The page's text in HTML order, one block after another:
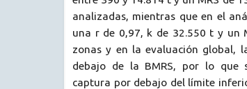
analizadas, mientras que en el
una r de 0,97, k de 32.550 t y un
zonas y en la evaluación global,
debajo de la BMRS, por lo que
captura por debajo del límite